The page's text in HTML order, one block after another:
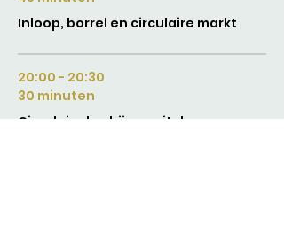
Inloop, borrel en circulaire markt
20:00 - 20:30
30 minuten
Circulaire bedrijven pitch en vragen